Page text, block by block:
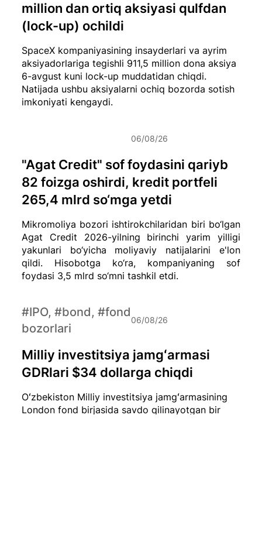
SpaceX kompaniyasining insayderlari va ayrim
aksiyadorlariga tegishli 911,5 million dona aksiya
6-avgust kuni lock-up muddatidan chiqdi.
Natijada ushbu aksiyalarni ochiq bozorda sotish
imkoniyati kengaydi.
million dan ortiq aksiyasi qulfdan
(lock-up) ochildi
Mikromoliya bozori ishtirokchilaridan biri bo‘lgan
Agat Credit 2026-yilning birinchi yarim yilligi
yakunlari bo‘yicha moliyaviy natijalarini e'lon
qildi. Hisobotga ko‘ra, kompaniyaning sof
foydasi 3,5 mlrd so‘mni tashkil etdi.
"Agat Credit" sof foydasini qariyb
82 foizga oshirdi, kredit portfeli
265,4 mlrd so‘mga yetdi
06/08/26
Oʻzbekiston Milliy investitsiya jamgʻarmasining
London fond birjasida savdo qilinayotgan bir
Milliy investitsiya jamgʻarmasi
GDRlari $34 dollarga chiqdi
#IPO, #bond, #fond
bozorlari
06/08/26